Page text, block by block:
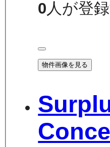
0人が登
物件画像を見る